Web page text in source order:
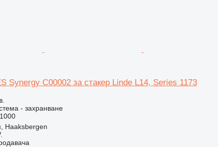
Synergy C00002 за стакер Linde L14, Series 1173
- захранване
Haaksbergen